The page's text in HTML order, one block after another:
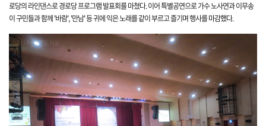
로당의 라인댄스로 경로당 프로그램 발표회를 마쳤다. 이어 특별공연으로 가수 노사연과 이무송
이 구민들과 함께 '바람', '만남' 등 귀에 익은 노래를 같이 부르고 즐기며 행사를 마감했다.